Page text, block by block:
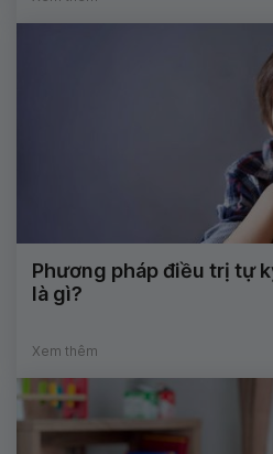
Phương pháp điều trị tự
là gì?
Xem thêm